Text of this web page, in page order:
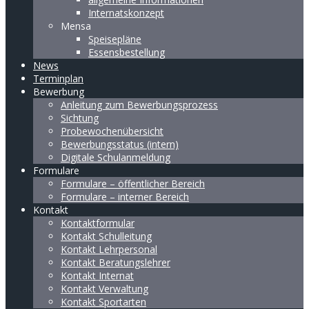
Internatskonzept
Mensa
Speisepläne
Essensbestellung
News
Terminplan
Bewerbung
Anleitung zum Bewerbungsprozess
Sichtung
Probewochenübersicht
Bewerbungsstatus (intern)
Digitale Schulanmeldung
Formulare
Formulare – öffentlicher Bereich
Formulare – interner Bereich
Kontakt
Kontaktformular
Kontakt Schulleitung
Kontakt Lehrpersonal
Kontakt Beratungslehrer
Kontakt Internat
Kontakt Verwaltung
Kontakt Sportarten